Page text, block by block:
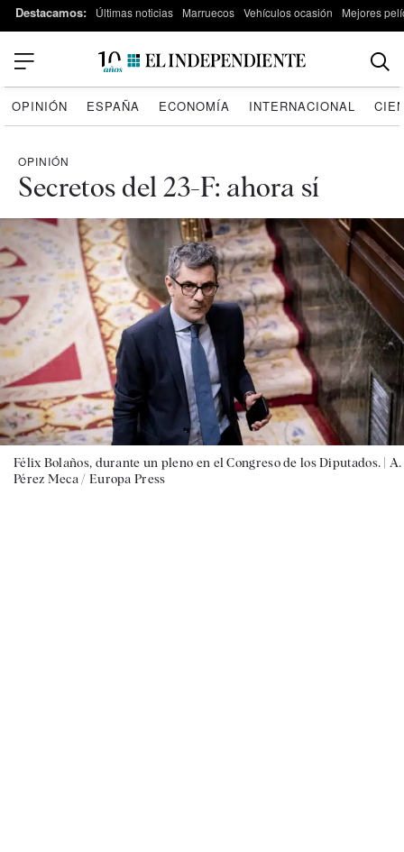
Destacamos: Últimas noticias Marruecos Vehículos ocasión Mejores
OPINIÓN ESPAÑA ECONOMÍA INTERNACIONAL
OPINIÓN
Secretos del 23-F: ahora sí
Félix Bolaños, durante un pleno en el Congreso de los Diputados. | A.
Pérez Meca / Europa Press